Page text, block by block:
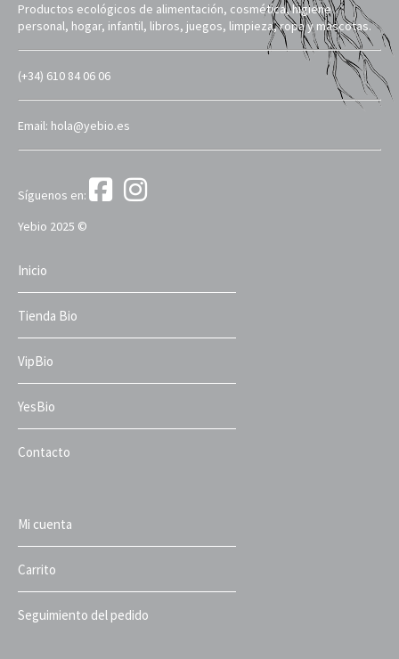
Productos ecológicos de alimentación, cosmética, higiene
personal, hogar, infantil, libros, juegos, limpieza, ropa y mascotas.
(+34) 610 84 06 06
Email: hola@yebio.es
Síguenos en:
Yebio 2025 ©
Inicio
Tienda Bio
VipBio
YesBio
Contacto
Mi cuenta
Carrito
Seguimiento del pedido